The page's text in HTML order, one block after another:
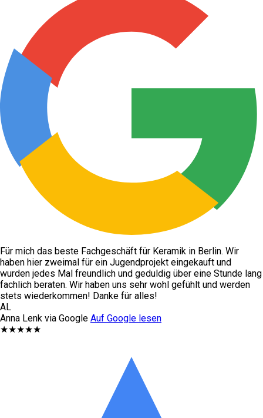
Für mich das beste Fachgeschäft für Keramik in Berlin. Wir
haben hier zweimal für ein Jugendprojekt eingekauft und
wurden jedes Mal freundlich und geduldig über eine Stunde lang
fachlich beraten. Wir haben uns sehr wohl gefühlt und werden
stets wiederkommen! Danke für alles!
AL
Anna Lenk via Google Auf Google lesen
★★★★★